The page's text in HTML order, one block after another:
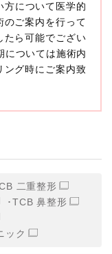
人情報」とは、生
情報に含まれる
定の個人を識別
保護委員会の政
ます。
独のままでは特定
が、他の情報と組
できる場合、か
的を達成するた
まれます（以下①
報
話番号
について医学的
ご案内を行って
たら可能でござい
については施術内
ング時にご案内致
二重整形
TCB 鼻整形
ック